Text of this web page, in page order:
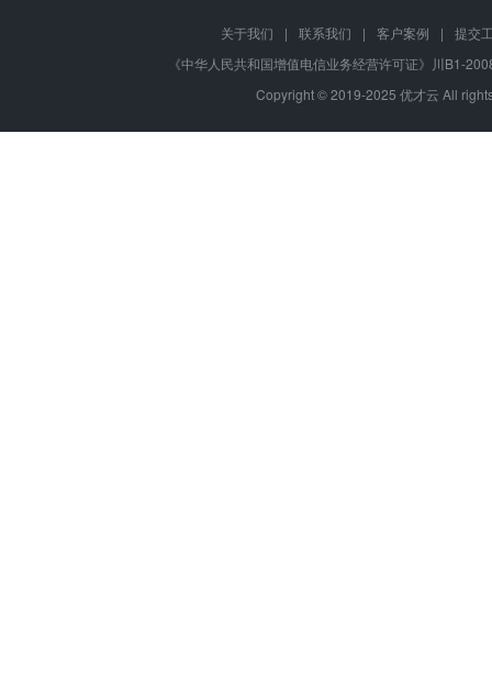
关于我们 | 联系我们 | 客户案例 |
提交
《中华人民共和国增值电信业务经营许可证》川B1-
Copyright © 2019-2025 优才云 All